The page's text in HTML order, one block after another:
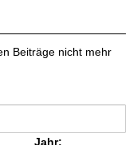
Beiträge nicht mehr
Jahr: